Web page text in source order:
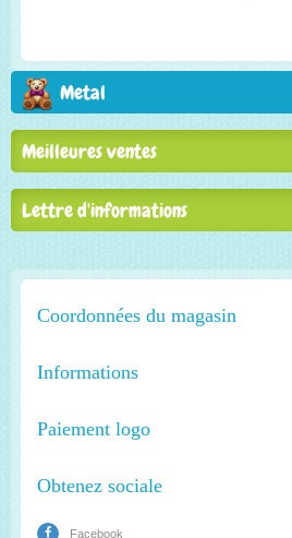
Metal
Meilleures ventes
Lettre d'informations
Coordonnées du magasin
Informations
Paiement logo
Obtenez sociale
Facebook